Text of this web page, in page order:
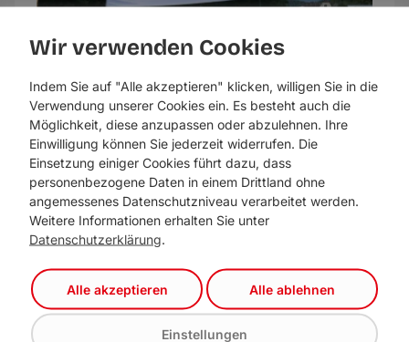
Breiter Widerstand gegen
Fernpasspaket der
Landesregierung
Wir verwenden Cookies
Indem Sie auf "Alle akzeptieren" klicken, willigen Sie in die
Verwendung unserer Cookies ein. Es besteht auch die
Möglichkeit, diese anzupassen oder abzulehnen. Ihre
Einwilligung können Sie jederzeit widerrufen. Die
Einsetzung einiger Cookies führt dazu, dass
personenbezogene Daten in einem Drittland ohne
angemessenes Datenschutzniveau verarbeitet werden.
Weitere Informationen erhalten Sie unter
Datenschutzerklärung
Alle akzeptieren Alle ablehnen
Einstellungen